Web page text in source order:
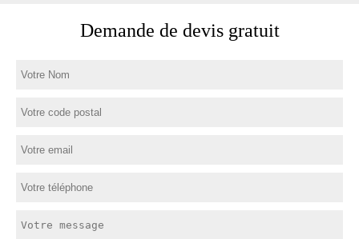
Demande de devis gratuit